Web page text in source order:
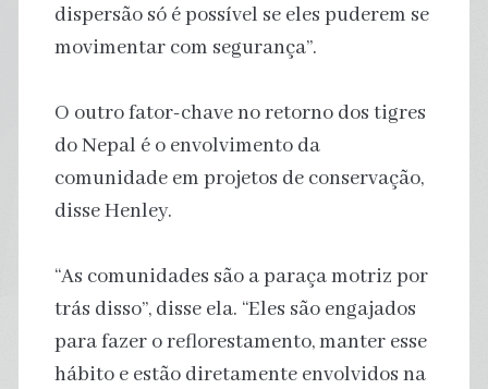
dispersão só é possível se eles puderem se
movimentar com segurança”.
O outro fator-chave no retorno dos tigres
do Nepal é o envolvimento da
comunidade em projetos de conservação,
disse Henley.
“As comunidades são a paraça motriz por
trás disso”, disse ela. “Eles são engajados
para fazer o reflorestamento, manter esse
hábito e estão diretamente envolvidos na